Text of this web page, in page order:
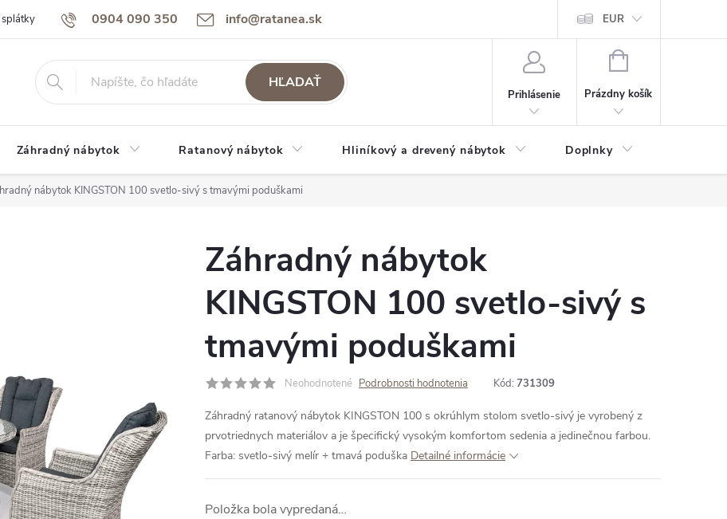
0904 090 350 info@ratanea.sk
Reklamácie a záruka Obchodné podmienky Podmienky ochrany osobných údajov Doprava a platba Veľkoobchod - import
EUR
HĽADAŤ
Prihlásenie
NÁKUPNÝ
Prázdny košík
Záhradný nábytok Ratanový nábytok Hliníkový a drevený nábytok Doplnky
nábytok KINGSTON 100 svetlo-sivý s tmavými poduškami
Záhradný nábytok
KINGSTON 100 svetlo-sivý s
tmavými poduškami
Neohodnotené Podrobnosti hodnotenia Kód: 731309
Záhradný ratanový nábytok KINGSTON 100 s okrúhlym stolom svetlo-sivý je vyrobený z
prvotriednych materiálov a je špecifický vysokým komfortom sedenia a jedinečnou farbou.
Farba: svetlo-sivý melír + tmavá poduška Detailné informácie
Položka bola vypredaná…